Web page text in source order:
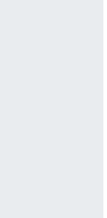
Flaş
Dış